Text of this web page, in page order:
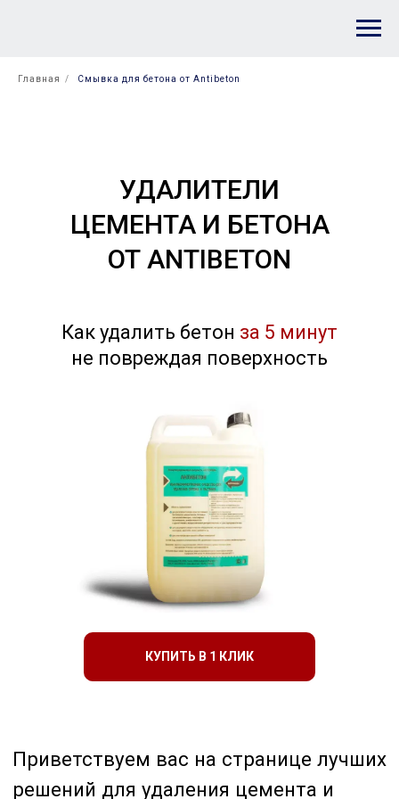
Главная / Смывка для бетона от Antibeton
Как удалить бетон за 5 минут
не повреждая поверхность
УДАЛИТЕЛИ
ЦЕМЕНТА И БЕТОНА
ОТ ANTIBETON
КУПИТЬ В 1 КЛИК
Приветствуем вас на странице лучших
решений для удаления цемента и
бетона от Antibeton. Наши продукты
специально разработаны, чтобы
сделать очистку быстрой, безопасной
и эффективной для всех типов
поверхностей.